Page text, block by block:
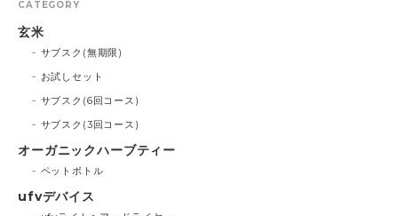
CATEGORY
玄米
サブスク(無期限)
お試しセット
サブスク(6回コース)
サブスク(3回コース)
オーガニックハーブティー
ペットボトル
ufvデバイス